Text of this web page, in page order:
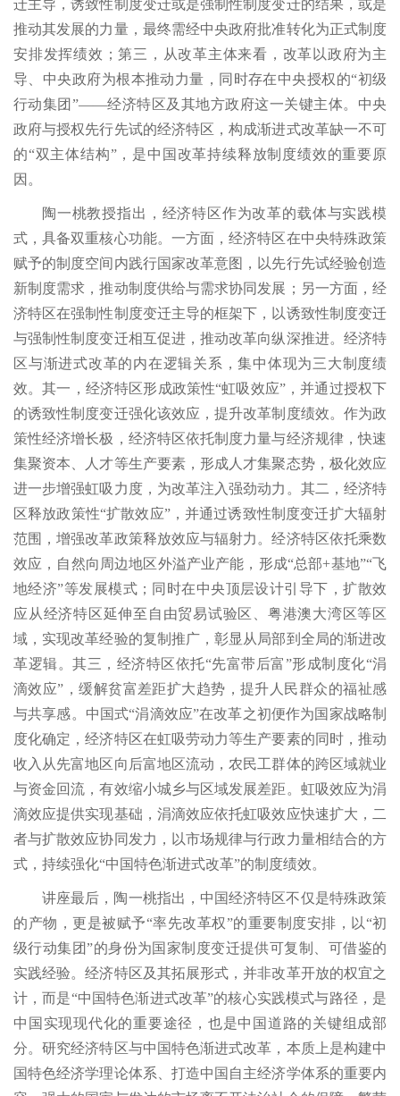
迁主导，诱致性制度变迁或是强制性制度变迁的结果，或是
推动其发展的力量，最终需经中央政府批准转化为正式制度
安排发挥绩效；第三，从改革主体来看，改革以政府为主
导、中央政府为根本推动力量，同时存在中央授权的“初级
行动集团”——经济特区及其地方政府这一关键主体。中央
政府与授权先行先试的经济特区，构成渐进式改革缺一不可
的“双主体结构”，是中国改革持续释放制度绩效的重要原
因。
陶一桃教授指出，经济特区作为改革的载体与实践模
式，具备双重核心功能。一方面，经济特区在中央特殊政策
赋予的制度空间内践行国家改革意图，以先行先试经验创造
新制度需求，推动制度供给与需求协同发展；另一方面，经
济特区在强制性制度变迁主导的框架下，以诱致性制度变迁
与强制性制度变迁相互促进，推动改革向纵深推进。经济特
区与渐进式改革的内在逻辑关系，集中体现为三大制度绩
效。其一，经济特区形成政策性“虹吸效应”，并通过授权下
的诱致性制度变迁强化该效应，提升改革制度绩效。作为政
策性经济增长极，经济特区依托制度力量与经济规律，快速
集聚资本、人才等生产要素，形成人才集聚态势，极化效应
进一步增强虹吸力度，为改革注入强劲动力。其二，经济特
区释放政策性“扩散效应”，并通过诱致性制度变迁扩大辐射
范围，增强改革政策释放效应与辐射力。经济特区依托乘数
效应，自然向周边地区外溢产业产能，形成“总部+基地”“飞
地经济”等发展模式；同时在中央顶层设计引导下，扩散效
应从经济特区延伸至自由贸易试验区、粤港澳大湾区等区
域，实现改革经验的复制推广，彰显从局部到全局的渐进改
革逻辑。其三，经济特区依托“先富带后富”形成制度化“涓
滴效应”，缓解贫富差距扩大趋势，提升人民群众的福祉感
与共享感。中国式“涓滴效应”在改革之初便作为国家战略制
度化确定，经济特区在虹吸劳动力等生产要素的同时，推动
收入从先富地区向后富地区流动，农民工群体的跨区域就业
与资金回流，有效缩小城乡与区域发展差距。虹吸效应为涓
滴效应提供实现基础，涓滴效应依托虹吸效应快速扩大，二
者与扩散效应协同发力，以市场规律与行政力量相结合的方
式，持续强化“中国特色渐进式改革”的制度绩效。
讲座最后，陶一桃指出，中国经济特区不仅是特殊政策
的产物，更是被赋予“率先改革权”的重要制度安排，以“初
级行动集团”的身份为国家制度变迁提供可复制、可借鉴的
实践经验。经济特区及其拓展形式，并非改革开放的权宜之
计，而是“中国特色渐进式改革”的核心实践模式与路径，是
中国实现现代化的重要途径，也是中国道路的关键组成部
分。研究经济特区与中国特色渐进式改革，本质上是构建中
国特色经济学理论体系、打造中国自主经济学体系的重要内